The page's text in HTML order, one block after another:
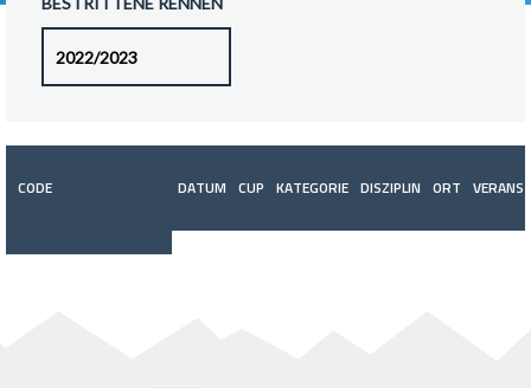
CODE DATUM CUP KATEGORIE DISZIPLIN ORT